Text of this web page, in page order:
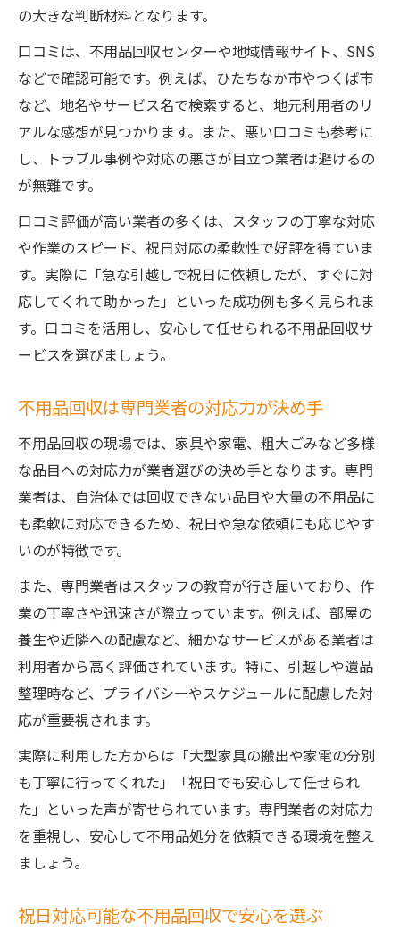
の大きな判断材料となります。
口コミは、不用品回収センターや地域情報サイト、SNS
などで確認可能です。例えば、ひたちなか市やつくば市
など、地名やサービス名で検索すると、地元利用者のリ
アルな感想が見つかります。また、悪い口コミも参考に
し、トラブル事例や対応の悪さが目立つ業者は避けるの
が無難です。
口コミ評価が高い業者の多くは、スタッフの丁寧な対応
や作業のスピード、祝日対応の柔軟性で好評を得ていま
す。実際に「急な引越しで祝日に依頼したが、すぐに対
応してくれて助かった」といった成功例も多く見られま
す。口コミを活用し、安心して任せられる不用品回収サ
ービスを選びましょう。
不用品回収は専門業者の対応力が決め手
不用品回収の現場では、家具や家電、粗大ごみなど多様
な品目への対応力が業者選びの決め手となります。専門
業者は、自治体では回収できない品目や大量の不用品に
も柔軟に対応できるため、祝日や急な依頼にも応じやす
いのが特徴です。
また、専門業者はスタッフの教育が行き届いており、作
業の丁寧さや迅速さが際立っています。例えば、部屋の
養生や近隣への配慮など、細かなサービスがある業者は
利用者から高く評価されています。特に、引越しや遺品
整理時など、プライバシーやスケジュールに配慮した対
応が重要視されます。
実際に利用した方からは「大型家具の搬出や家電の分別
も丁寧に行ってくれた」「祝日でも安心して任せられ
た」といった声が寄せられています。専門業者の対応力
を重視し、安心して不用品処分を依頼できる環境を整え
ましょう。
祝日対応可能な不用品回収で安心を選ぶ